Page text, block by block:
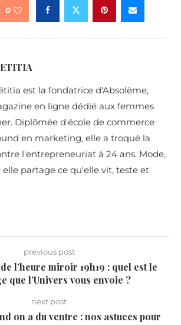
0
est la fondatrice d'Absolème,
en ligne dédié aux femmes
Diplômée d'école de commerce
en marketing, elle a troqué la
l'entrepreneuriat à 24 ans. Mode,
elle partage ce qu'elle vit, teste et
previous post
l’heure miroir 19h19 : quel est le
que l’Univers vous envoie ?
next post
on a du ventre : nos astuces pour